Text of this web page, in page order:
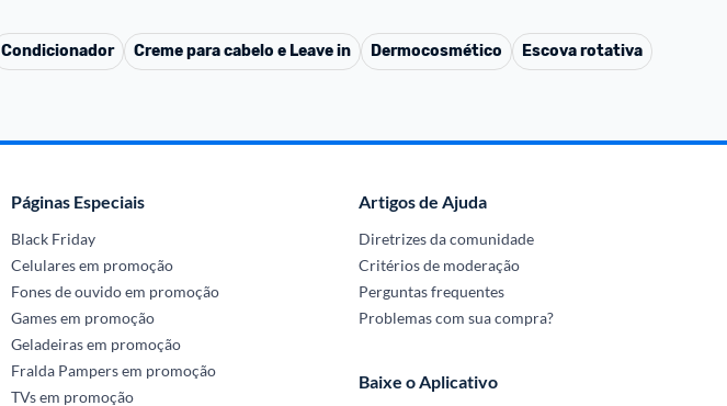
Condicionador Creme para cabelo e Leave in Dermocosmético Escova rotativa
Páginas Especiais
Black Friday
Celulares em promoção
Fones de ouvido em promoção
Games em promoção
Geladeiras em promoção
Fralda Pampers em promoção
TVs em promoção
Artigos de Ajuda
Diretrizes da comunidade
Critérios de moderação
Perguntas frequentes
Problemas com sua compra?
Baixe o Aplicativo